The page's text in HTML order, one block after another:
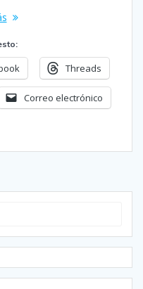
Threads
Correo electrónico